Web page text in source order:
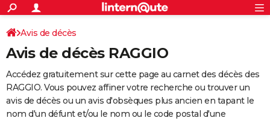
ACTUALITÉS
Politique
Société
Faits Divers
Education
Monde
Villes
+
SPORT
Coupe du monde 2026
Football
Tennis
Cyclisme
Rugby
Forum
Programme TV
TNT
Streaming
Cinéma
Sorties cinéma
Musique
+
FINANCE
Retraite
Epargne
Immobilier
Risques naturels par ville
Banque
Assurance
AUTO
Avis de décès
Avis de décès RAGGIO
Accédez gratuitement sur cette page au carnet des décès des
RAGGIO. Vous pouvez affiner votre recherche ou trouver un
avis de décès ou un avis d'obsèques plus ancien en tapant le
nom d'un défunt et/ou le nom ou le code postal d'une